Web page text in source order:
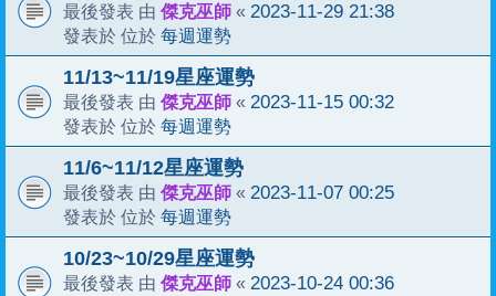
最後發表 由 傑克巫師 « 2023-11-29 21:38
發表於 位於 每週運勢
11/13~11/19星座運勢
最後發表 由 傑克巫師 « 2023-11-15 00:32
發表於 位於 每週運勢
11/6~11/12星座運勢
最後發表 由 傑克巫師 « 2023-11-07 00:25
發表於 位於 每週運勢
10/23~10/29星座運勢
最後發表 由 傑克巫師 « 2023-10-24 00:36